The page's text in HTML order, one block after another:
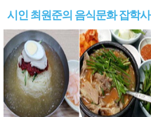
시인 최원준의 음식문화 잡학